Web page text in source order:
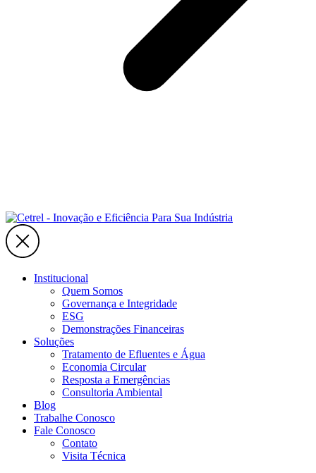
Institucional
Quem Somos
Governança e Integridade
ESG
Demonstrações Financeiras
Soluções
Tratamento de Efluentes e Água
Economia Circular
Resposta a Emergências
Consultoria Ambiental
Blog
Trabalhe Conosco
Fale Conosco
Contato
Visita Técnica